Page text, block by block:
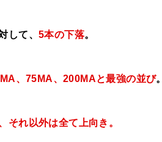
して、5本の下落。
、75MA、200MAと最強の並び。
それ以外は全て上向き。